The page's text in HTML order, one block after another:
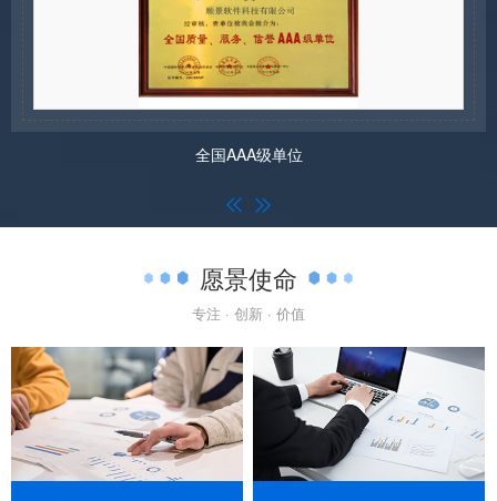
全国AAA级单位
 
愿景使命
专注 · 创新 · 价值